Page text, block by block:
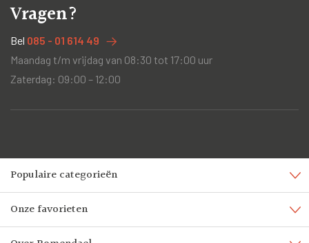
Vragen?
Bel 085 - 01 614 49
Maandag t/m vrijdag van 08:30 tot 17:00 uur
Zaterdag: 09:00 – 12:00
Populaire categorieën
Onze favorieten